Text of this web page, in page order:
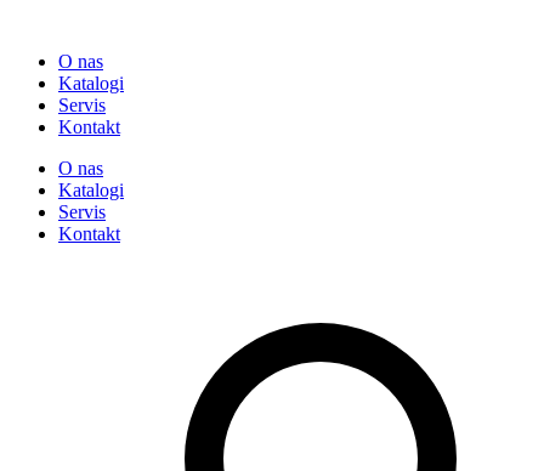
O nas
Katalogi
Servis
Kontakt
O nas
Katalogi
Servis
Kontakt